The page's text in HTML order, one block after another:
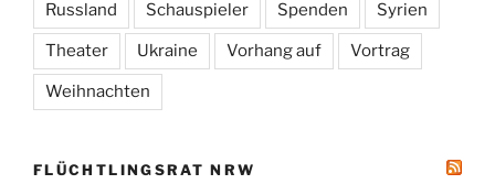
Russland Schauspieler Spenden Syrien
Theater Ukraine Vorhang auf Vortrag
Weihnachten
FLÜCHTLINGSRAT NRW